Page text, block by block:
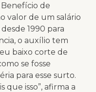
Benefício de
valor de um salário
1990 para
o auxílio tem
baixo corte de
se fosse
para esse surto.
que isso”, afirma a